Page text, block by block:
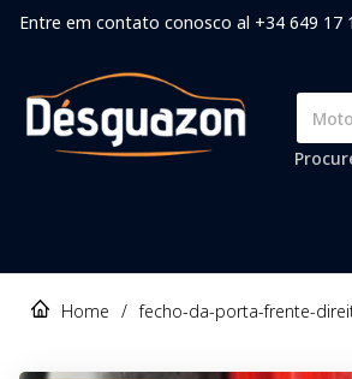
Entre em contato conosco al +34 649 17
Home / fecho-da-porta-frente-